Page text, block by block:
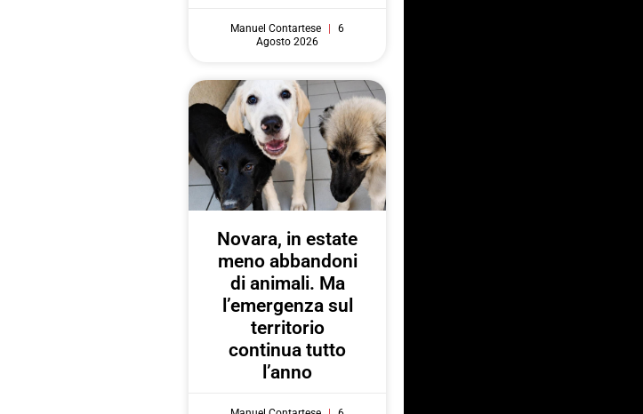
Manuel Contartese
6
Agosto 2026
Novara, in estate
meno abbandoni
di animali. Ma
l’emergenza sul
territorio
continua tutto
l’anno